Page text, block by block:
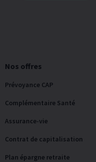
Nos offres
Prévoyance CAP
Complémentaire Santé
Assurance-vie
Contrat de capitalisation
Plan épargne retraite